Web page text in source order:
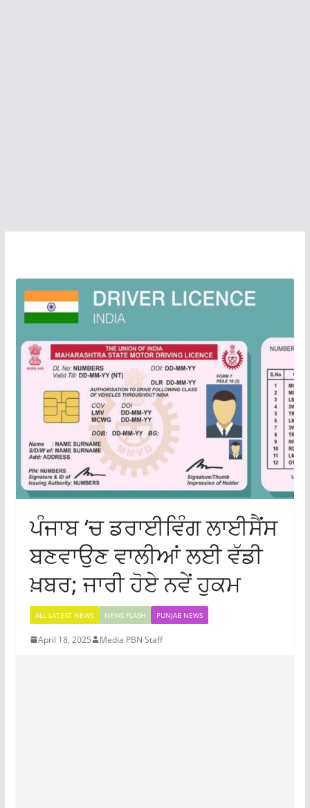
ਪੰਜਾਬ ‘ਚ ਡਰਾਈਵਿੰਗ ਲਾਈਸੈਂਸ
ਬਣਵਾਉਣ ਵਾਲੀਆਂ ਲਈ ਵੱਡੀ
ਖ਼ਬਰ; ਜਾਰੀ ਹੋਏ ਨਵੇਂ ਹੁਕਮ
ALL LATEST NEWS NEWS FLASH PUNJAB NEWS
April 18, 2025 Media PBN Staff